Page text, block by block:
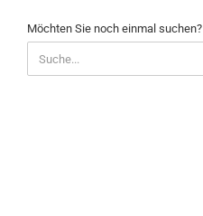
MÖCHTEN
SIE
NOCH
EINMAL
Möchten Sie noch einmal suchen?